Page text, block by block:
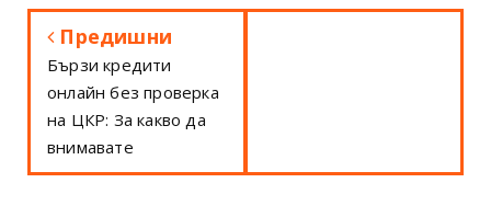
Предишни
Бързи кредити
онлайн без проверка
на ЦКР: За какво да
внимавате